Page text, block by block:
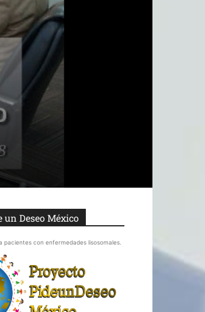
un Deseo México
pacientes con enfermedades lisosomales.